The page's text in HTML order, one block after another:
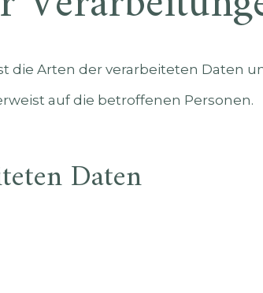
die Arten der verarbeiteten Daten
auf die betroffenen Personen.
Daten